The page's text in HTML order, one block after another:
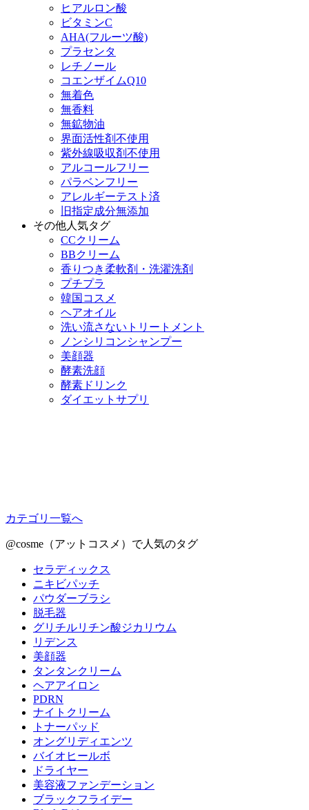
ヒアルロン酸
ビタミンC
AHA(フルーツ酸)
プラセンタ
レチノール
コエンザイムQ10
無着色
無香料
無鉱物油
界面活性剤不使用
紫外線吸収剤不使用
アルコールフリー
パラベンフリー
アレルギーテスト済
旧指定成分無添加
その他人気タグ
CCクリーム
BBクリーム
香りつき柔軟剤・洗濯洗剤
プチプラ
韓国コスメ
ヘアオイル
洗い流さないトリートメント
ノンシリコンシャンプー
美顔器
酵素洗顔
酵素ドリンク
ダイエットサプリ
カテゴリ一覧へ
@cosme（アットコスメ）で人気のタグ
セラディックス
ニキビパッチ
パウダーブラシ
脱毛器
グリチルリチン酸ジカリウム
リデンス
美顔器
タンタンクリーム
ヘアアイロン
PDRN
ナイトクリーム
トナーパッド
オングリディエンツ
バイオヒールボ
ドライヤー
美容液ファンデーション
ブラックフライデー